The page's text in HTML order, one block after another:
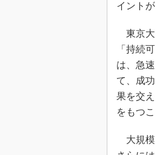
イント
東京大
「持続
は、急
て、成
果を交
をもつ
大規模